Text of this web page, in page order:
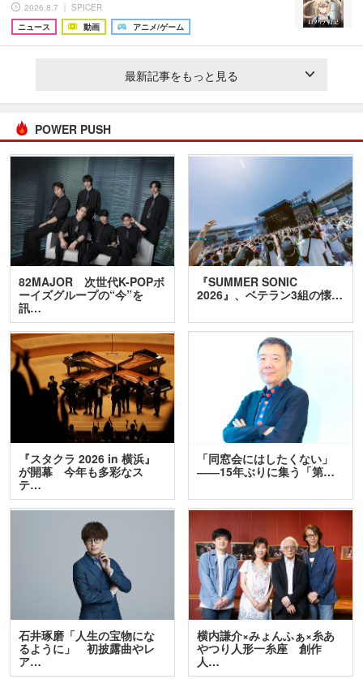
2026.8.7 ｜ SPICER
ニュース
動画 アニメ/ゲーム
最新記事をもっと見る
POWER PUSH
82MAJOR 次世代K-POPボ
ーイズグループの“今”を
訊…
『SUMMER SONIC
2026』、ベテラン3組の懐…
『スタクラ 2026 in 横浜』
が開幕 今年も多彩なス
テ…
「同窓会にはしたくない」
――15年ぶりに集う「第…
石井琢磨「人生の宝物にな
るように」 初披露曲やレ
ア…
横内謙介×みょんふぁ×糸あ
やつり人形一糸座 創作
人…